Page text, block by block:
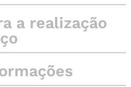
a realização